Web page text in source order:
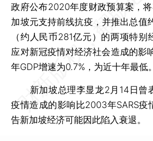
政府公布2020年度财政预算案，
加坡元支持前线抗疫，并推出总值
（约人民币281亿元）的两项特别
应对新冠疫情对经济社会造成的影
年GDP增速为0.7%，为近十年最低。
新加坡总理李显龙2月14日曾
疫情造成的影响比2003年SARS疫
告新加坡经济可能因此陷入衰退。